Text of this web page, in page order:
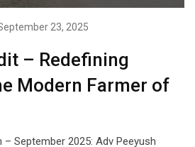
23, 2025
– Redefining
Modern Farmer of
September 2025: Adv Peeyush